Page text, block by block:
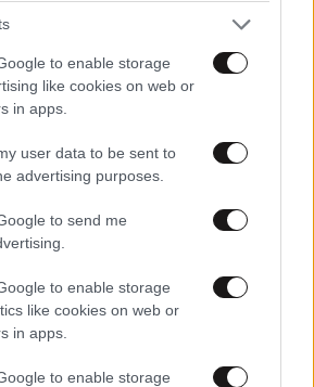
to enable storage
like cookies on web or
in apps.
user data to be sent to
advertising purposes.
to send me
to enable storage
like cookies on web or
in apps.
to enable storage